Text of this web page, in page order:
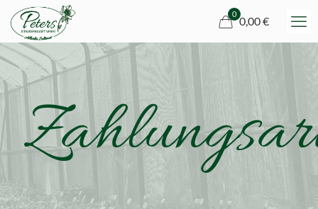
0
0,00 €